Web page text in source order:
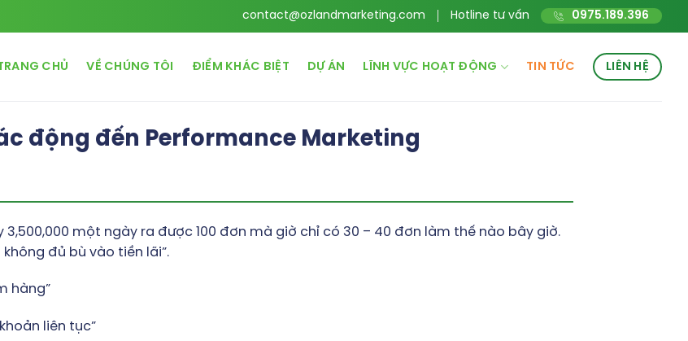
contact@ozlandmarketing.com Hotline tư vấn 0975.189.396
CHỦ VỀ CHÚNG TÔI ĐIỂM KHÁC BIỆT DỰ ÁN LĨNH VỰC HOẠT ĐỘNG TIN TỨC LIÊN HỆ
động đến Performance Marketing
một ngày ra được 100 đơn mà giờ chỉ có 30 – 40 đơn làm thế nào bây giờ.
đủ bù vào tiền lãi”.
hàng”
liên tục”